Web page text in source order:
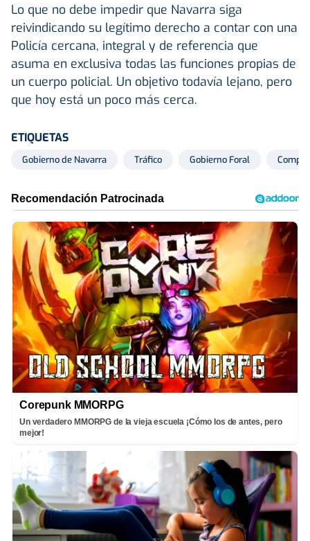
Lo que no debe impedir que Navarra siga
reivindicando su legítimo derecho a contar con una
Policía cercana, integral y de referencia que
asuma en exclusiva todas las funciones propias de
un cuerpo policial. Un objetivo todavía lejano, pero
que hoy está un poco más cerca.
ETIQUETAS
Gobierno de Navarra Tráfico Gobierno Foral
Corepunk MMORPG
Un verdadero MMORPG de la vieja escuela ¡Cómo los de antes, pero
mejor!